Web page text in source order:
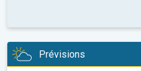
Prévisions